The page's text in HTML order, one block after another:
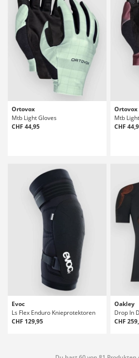
Ortovox
Mtb Light Gloves
CHF 44,95
Ortovox
Mtb
CHF
Evoc
Ls Flex Enduro Knieprotektoren
CHF 129,95
Oakley
CHF